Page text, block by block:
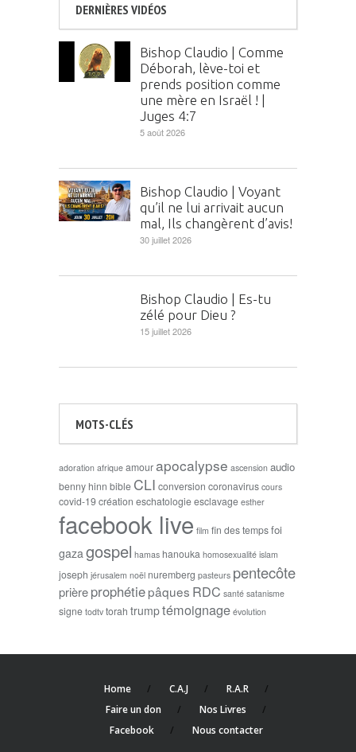
DERNIÈRES VIDÉOS
Bishop Claudio | Comme
Déborah, lève-toi et
prends position comme
une mère en Israël ! |
Juges 4:7
5 août 2026
Bishop Claudio | Voyant
qu’il ne lui arrivait aucun
mal, Ils changèrent d’avis!
30 juillet 2026
Bishop Claudio | Es-tu
zélé pour Dieu ?
15 juillet 2026
MOTS-CLÉS
adoration afrique amourapocalypse ascension audio
benny hinn bible CLI conversion coronavirus cours
covid-19création eschatologieesclavage esther
facebook live film fin des tempsfoi
gaza gospel hamas hanouka homosexualité islam
joseph jérusalem noël nuremberg pasteurs pentecôte
prièreprophétiepâques RDC santé satanisme
signe todtv torah trumptémoignage évolution
Home C.A.J
R.A.R
Faire un don
Nos Livres
Facebook
Nous contacter